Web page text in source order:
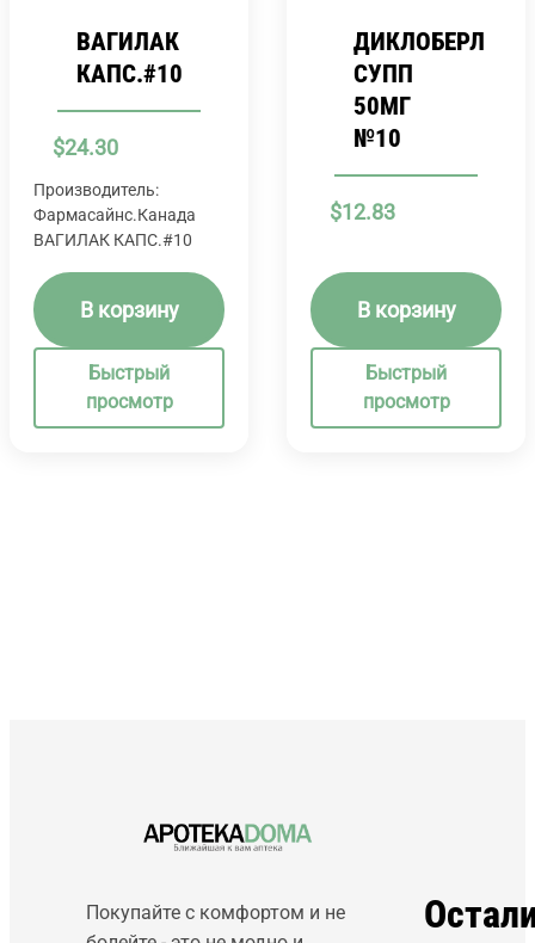
ВАГИЛАК
КАПС.#10
$24.30
Производитель:
Фармасайнс.Канада
ВАГИЛАК КАПС.#10
В корзину
Быстрый
просмотр
ДИКЛОБЕРЛ
СУПП
50МГ
№10
$12.83
В корзину
Быстрый
просмотр
Покупайте с комфортом и не